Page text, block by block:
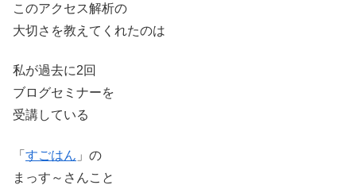
このアクセス解析の
大切さを教えてくれたのは
私が過去に2回
ブログセミナーを
受講している
「 すごはん 」の
まっす～さんこと